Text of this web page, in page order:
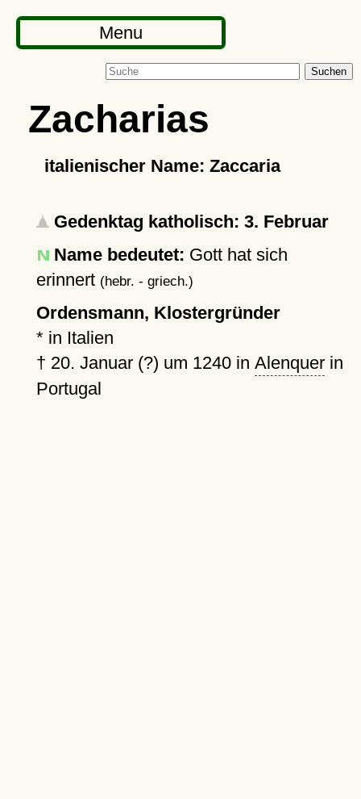
Menu
Suchen
Zacharias
italienischer Name: Zaccaria
Gedenktag katholisch: 3. Februar
Name bedeutet: Gott hat sich
erinnert (hebr. - griech.)
Ordensmann, Klostergründer
* in Italien
† 20. Januar (?) um 1240in Alenquerin
Portugal